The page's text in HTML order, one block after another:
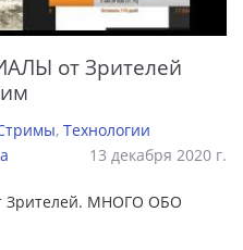
от Зрителей
, Технологии
13 декабря 2020 г.
МНОГО ОБО